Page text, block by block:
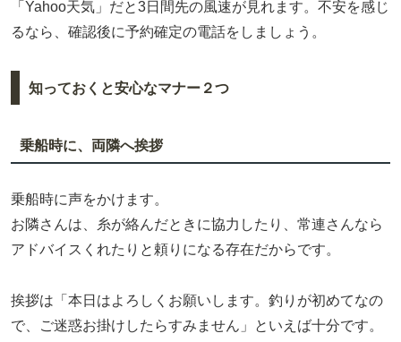
「Yahoo天気」だと3日間先の風速が見れます。不安を感じ
るなら、確認後に予約確定の電話をしましょう。
知っておくと安心なマナー２つ
乗船時に、両隣へ挨拶
乗船時に声をかけます。
お隣さんは、糸が絡んだときに協力したり、常連さんなら
アドバイスくれたりと頼りになる存在だからです。
挨拶は「本日はよろしくお願いします。釣りが初めてなの
で、ご迷惑お掛けしたらすみません」といえば十分です。